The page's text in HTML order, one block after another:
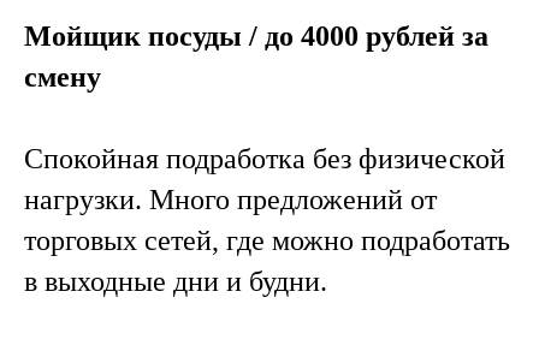
Мойщик посуды / до 4000 рублей за
смену
Спокойная подработка без физической
нагрузки. Много предложений от
торговых сетей, где можно подработать
в выходные дни и будни.